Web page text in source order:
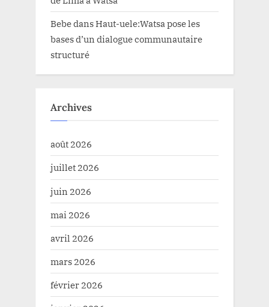
BebedansHaut-uele:Watsa pose les
bases d’un dialogue communautaire
structuré
Archives
août 2026
juillet 2026
juin 2026
mai 2026
avril 2026
mars 2026
février 2026